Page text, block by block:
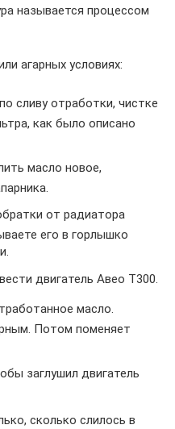
называется процессом
агарных условиях:
сливу отработки, чистке
как было описано
масло новое,
от радиатора
его в горлышко
двигатель Авео Т300.
масло.
Потом поменяет
заглушил двигатель
сколько слилось в